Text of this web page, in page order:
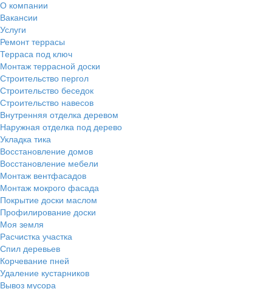
О компании
Вакансии
Услуги
Ремонт террасы
Терраса под ключ
Монтаж террасной доски
Строительство пергол
Строительство беседок
Строительство навесов
Внутренняя отделка деревом
Наружная отделка под дерево
Укладка тика
Восстановление домов
Восстановление мебели
Монтаж вентфасадов
Монтаж мокрого фасада
Покрытие доски маслом
Профилирование доски
Моя земля
Расчистка участка
Спил деревьев
Корчевание пней
Удаление кустарников
Вывоз мусора